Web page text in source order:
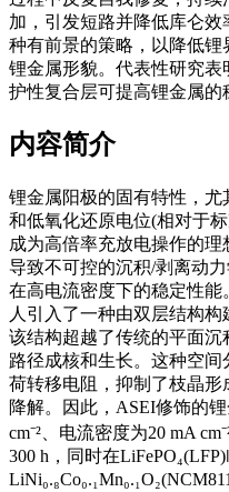
加，引发短路并降低库仑
种有前景的策略，以降低
锂金属形貌。代表性研究
护性复合层可提高锂金属的
内容简介
锂金属阳极的固有特性，尤
和低氧化还原电位(相对于
成为高倍率充放电操作的
导致不可控的沉积/剥离动
在高电流密度下的稳定性能
人引入了一种由双层结构构
该结构超越了传统的平面
路径成核和生长。这种空
荷转移电阻，抑制了枝晶
降解。因此，ASEI修饰的
cm⁻²、电流密度为20 mA
300 h，同时在